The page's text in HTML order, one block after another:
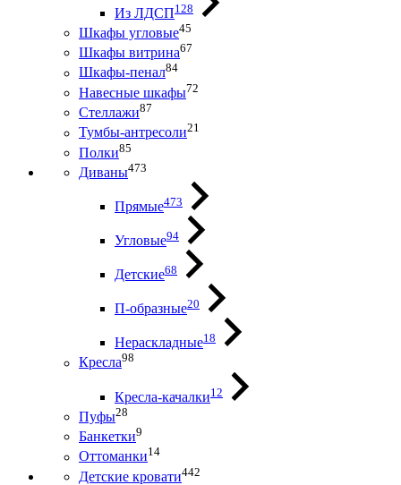
Из ЛДСП128
Шкафы угловые45
Шкафы витрина67
Шкафы-пенал84
Навесные шкафы72
Стеллажи87
Тумбы-антресоли21
Полки85
Диваны473
Прямые473
Угловые94
Детские68
П-образные20
Нераскладные18
Кресла98
Кресла-качалки12
Пуфы28
Банкетки9
Оттоманки14
Детские кровати442